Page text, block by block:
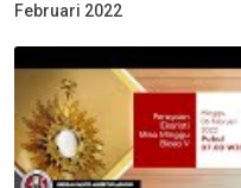
Februari 2022